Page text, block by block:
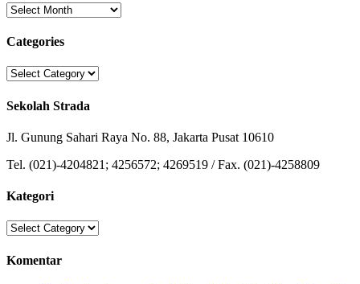
Archives
Categories
Categories
Sekolah Strada
Jl. Gunung Sahari Raya No. 88, Jakarta Pusat 10610
Tel. (021)-4204821; 4256572; 4269519 / Fax. (021)-4258809
Kategori
Kategori
Komentar